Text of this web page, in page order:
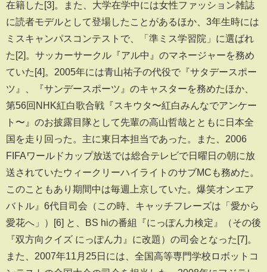
在籍した[3]。また、大学在学中には女性ファッション雑誌
に読者モデルとして登場したことがあるほか、3年生時には
ミスキャンパスコンテストで、「準ミス学習院」に選ばれ
た[2]。サッカーサークル『アル中』のマネージャーを務め
ていた[4]。2005年には青山祐子の代役で『サタデースポー
ツ』、『サンデースポーツ』のキャスターを務めたほか、
第56回NHK紅白歌合戦『スキウタ〜紅白みんなでアンケー
ト〜』のお披露目隊として先輩の高山哲哉とともに日本全
国を走り回った。主に東日本担当であった。また、2006
FIFAワールドカップ放送では総合テレビで日曜日の朝に放
送されていたウィークリーハイライトのサブMCも務めた。
このこともあり期間中は毎週上京していた。爆笑オンエア
バトル』6代目司会（この時、キャッチフレーズは「愛から
愛花へ」）[6] と、BS hiの番組『にっぽん力検定』（その後
『双方向クイズ にっぽん力』に改題）の司会となった[7]。
また、2007年11月25日には、全国高等専門学校ロボットコ